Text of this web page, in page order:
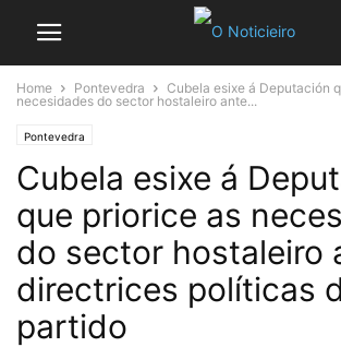
Home Pontevedra
Cubela esixe á Deputación
necesidades do sector hostaleiro ante...
Pontevedra
Cubela esixe á
que priorice as
do sector hostaleiro
directrices políticas
partido